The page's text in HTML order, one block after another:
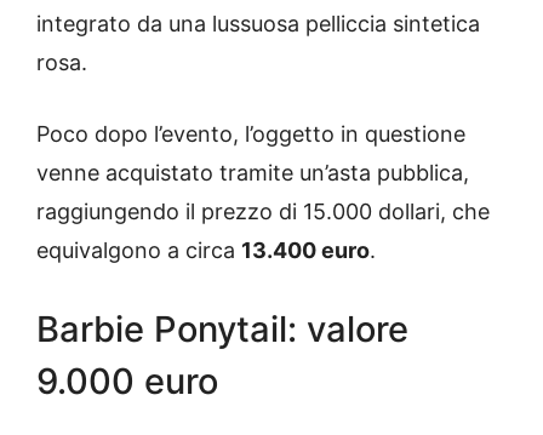
integrato da una lussuosa pelliccia sintetica
rosa.
Poco dopo l’evento, l’oggetto in questione
venne acquistato tramite un’asta pubblica,
raggiungendo il prezzo di 15.000 dollari, che
equivalgono a circa 13.400 euro.
Barbie Ponytail: valore
9.000 euro